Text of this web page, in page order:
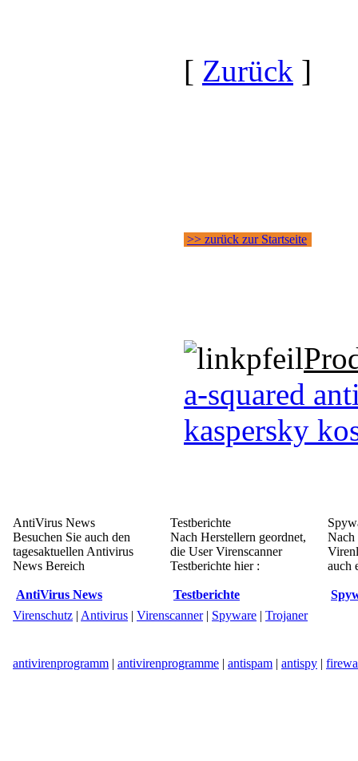
[ Zurück ]
>> zurück zur Startseite
a-squared
kaspersky
AntiVirus News
Besuchen Sie auch den
tagesaktuellen Antivirus
News Bereich
AntiVirus News
Testberichte
Nach Herstellern geordnet,
die User Virenscanner
Testberichte hier :
Testberichte
Nach
auch
Virenschutz | Antivirus | Virenscanner| Spyware | Trojaner
antivirenprogramm | antivirenprogramme | antispam | antispy |